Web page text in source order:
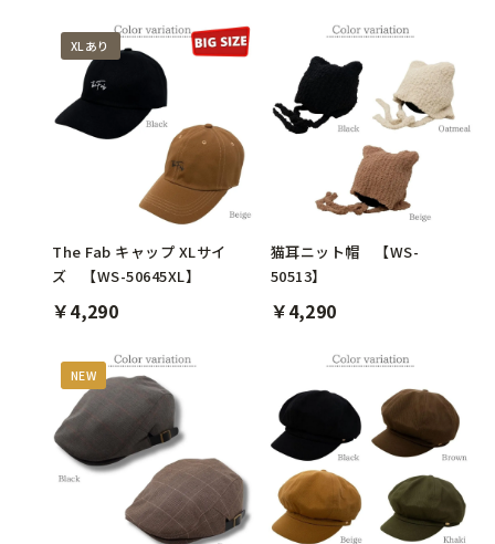
XLあり
The Fab キャップ XLサイ
ズ 【WS-50645XL】
￥4,290
猫耳ニット帽 【WS-
50513】
￥4,290
NEW